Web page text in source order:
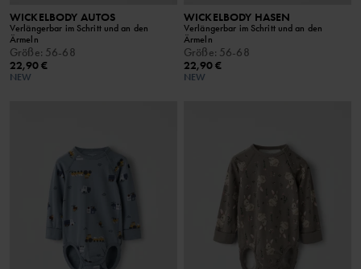
WICKELBODY AUTOS
Verlängerbar im Schritt und an den
Ärmeln
Größe: 56-68
22,90 €
NEW
WICKELBODY HASEN
Verlängerbar im Schritt und an den
Ärmeln
Größe: 56-68
22,90 €
NEW